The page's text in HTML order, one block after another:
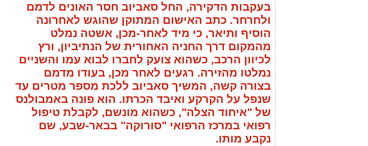
בעקבות הדקירה, החל סאביוב חסר האונים לדמם
ולחרחר. כתב האישום המתוקן שהוגש לאחרונה
הוסיף ותיאר, כי מיד לאחר-מכן, אשטה נמלט
מהמקום דרך החניה האחורית של הנתיביון, ורץ
לכיוון הרכב, כשהוא צועק לחברו לבוא עמו והשניים
נמלטו מהזירה. רגעים לאחר מכן, בעודו מדמם
בצורה קשה, המשיך סאביוב ללכת מספר מטרים עד
שנפל על הקרקע ואיבד הכרתו. הוא פונה באמבולנס
של "איחוד הצלה", כשהוא מונשם, לקבלת טיפול
רפואי במרכז הרפואי "סורוקה" בבאר-שבע, שם
נקבע מותו.